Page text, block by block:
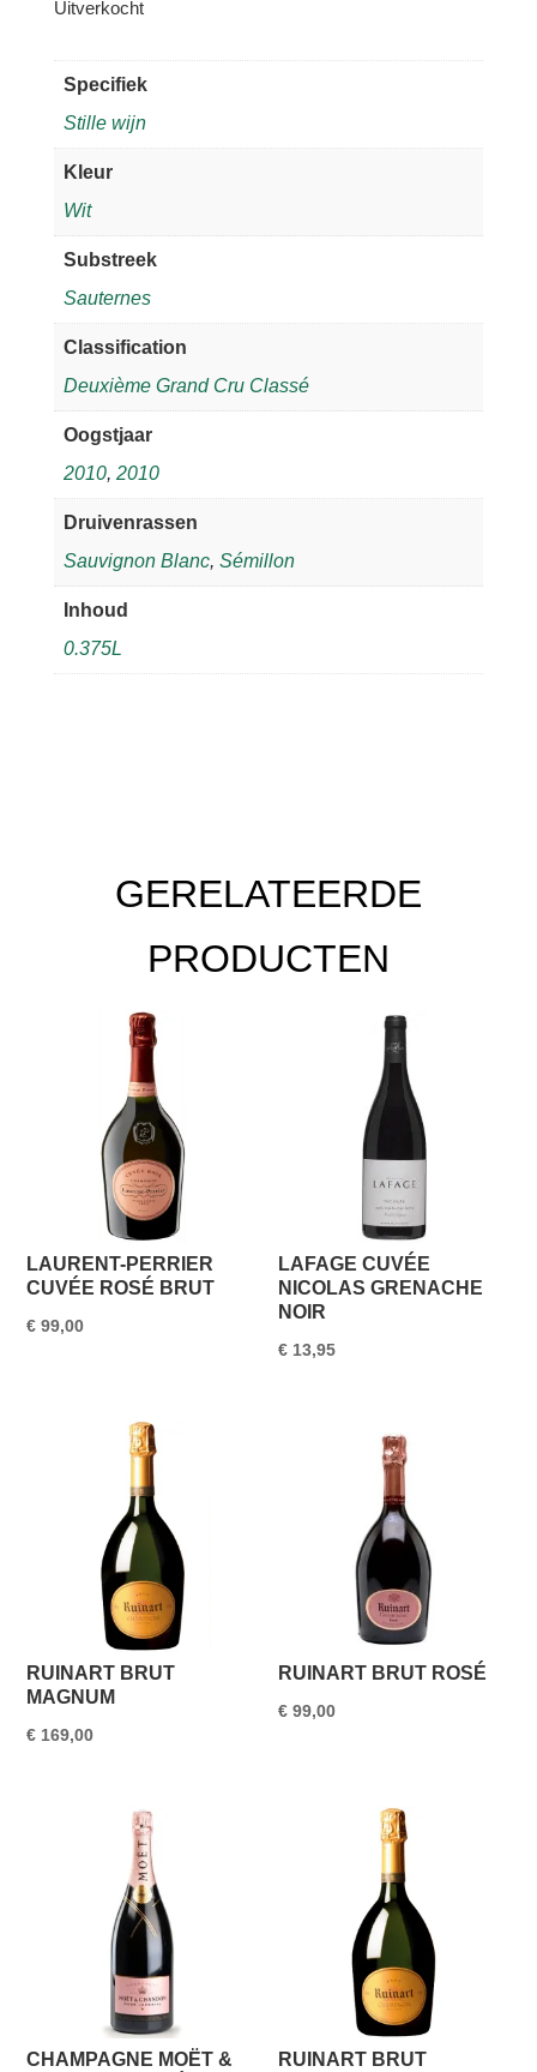
Uitverkocht
Specifiek
Stille wijn
Kleur
Wit
Substreek
Sauternes
Classification
Deuxième Grand Cru Classé
Oogstjaar
2010, 2010
Druivenrassen
Sauvignon Blanc, Sémillon
Inhoud
0.375L
GERELATEERDE
PRODUCTEN
LAURENT-PERRIER
CUVÉE ROSÉ BRUT
€ 99,00
LAFAGE CUVÉE
NICOLAS GRENACHE
NOIR
€ 13,95
RUINART BRUT
MAGNUM
€ 169,00
RUINART BRUT ROSÉ
€ 99,00
CHAMPAGNE MOËT &
RUINART BRUT